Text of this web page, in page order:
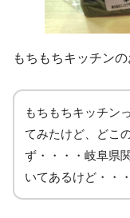
もちもちキッチン
もちもちキッチン
てみたけど、どこ
ず・・・・岐阜県
いてあるけど・・